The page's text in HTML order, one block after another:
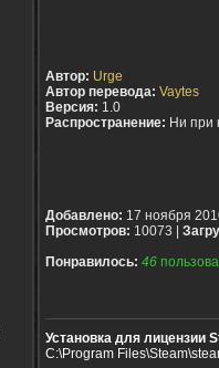
Автор: Urge
Автор перевода: Vaytes
Версия: 1.0
Распространение: Ни при
Добавлено: 17 ноября
Просмотров: 10073 |
Понравилось: 46
Установка для лицензии
C:\Program